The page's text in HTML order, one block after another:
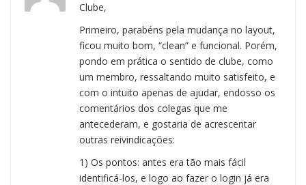
Clube,
Primeiro, parabéns pela mudança no layout,
ficou muito bom, “clean” e funcional. Porém,
pondo em prática o sentido de clube, como
um membro, ressaltando muito satisfeito, e
com o intuito apenas de ajudar, endosso os
comentários dos colegas que me
antecederam, e gostaria de acrescentar
outras reivindicações:
1) Os pontos: antes era tão mais fácil
identificá-los, e logo ao fazer o login já era